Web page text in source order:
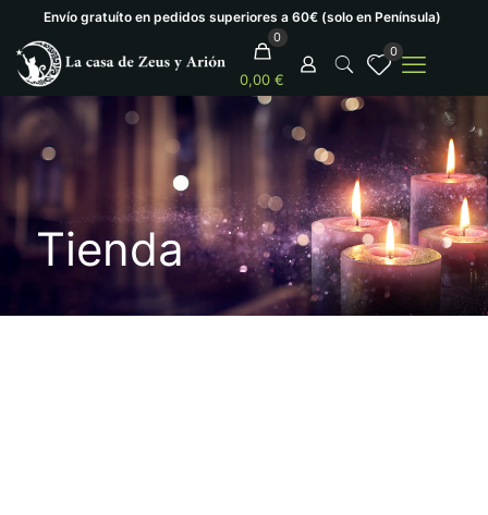
Envío gratuíto en pedidos superiores a 60€ (solo en Península)
0
0,00 €
0
Tienda